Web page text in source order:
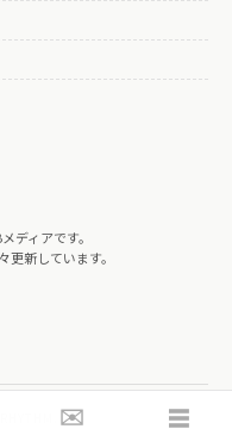
ディアです。
新しています。
✉️ ☰